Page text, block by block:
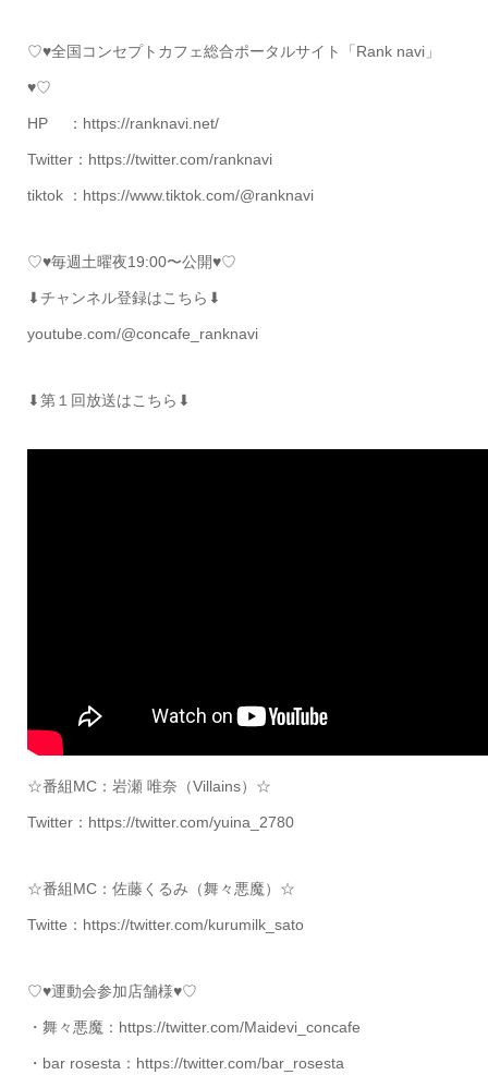
♡♥全国コンセプトカフェ総合ポータルサイト「Rank navi」
♥♡
HP ：https://ranknavi.net/
Twitter：https://twitter.com/ranknavi
tiktok ：https://www.tiktok.com/@ranknavi
♡♥毎週土曜夜19:00〜公開♥♡
⬇チャンネル登録はこちら⬇
youtube.com/@concafe_ranknavi
⬇第１回放送はこちら⬇
☆番組MC：岩瀬 唯奈（Villains）☆
Twitter：https://twitter.com/yuina_2780
☆番組MC：佐藤くるみ（舞々悪魔）☆
Twitte：https://twitter.com/kurumilk_sato
♡♥運動会参加店舗様♥♡
・舞々悪魔：https://twitter.com/Maidevi_concafe
・bar rosesta：https://twitter.com/bar_rosesta